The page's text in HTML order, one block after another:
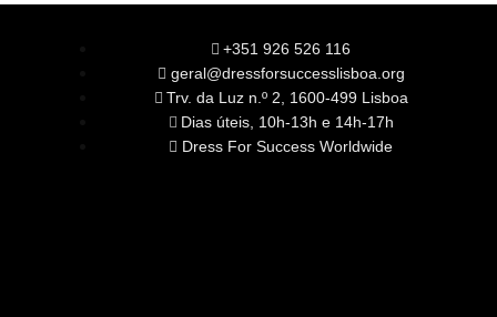
+351 926 526 116
geral@dressforsuccesslisboa.org
Trv. da Luz n.º 2, 1600-499 Lisboa
Dias úteis, 10h-13h e 14h-17h
Dress For Success Worldwide